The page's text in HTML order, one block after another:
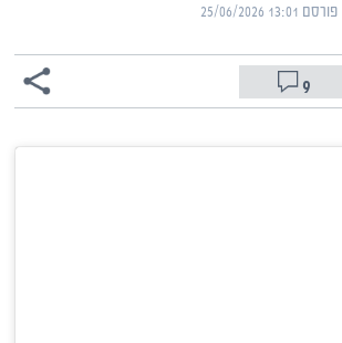
פורסם ‎25/06/2026 13:01
9